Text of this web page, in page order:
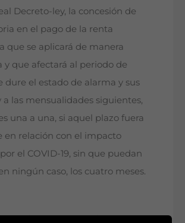
Decreto-ley, la concesión de
en el pago de la renta
que se aplicará de manera
y que afectará al periodo de
dure el estado de alarma y sus
a las mensualidades siguientes,
una a una, si aquel plazo fuera
en relación con el impacto
el COVID-19, sin que puedan
ningún caso, los cuatro meses.
se aplazará, sin penalización ni